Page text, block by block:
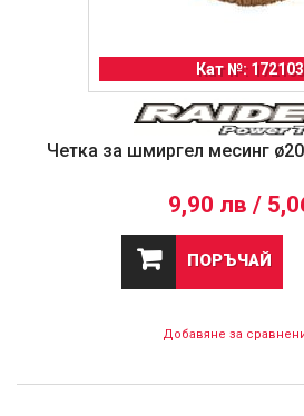
Кат №: 172103
Четка за шмиргел месинг
9,90 лв /
ПОРЪЧАЙ
Добавяне за